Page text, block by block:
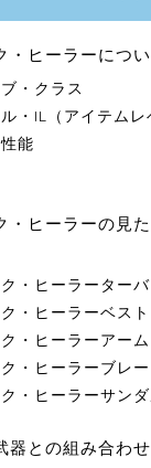
・ヒーラーにつ
・クラス
・IL（アイテムレ
能
・ヒーラーの見
・ヒーラーター
・ヒーラーベス
・ヒーラーアー
・ヒーラーブレ
・ヒーラーサン
器との組み合わせ